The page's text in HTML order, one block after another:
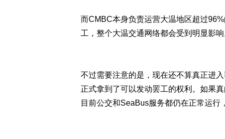
而CMBC本身负责运营大温地区超过
工，整个大温交通网络都会受到明显影响
不过需要注意的是，现在还不算真正进
正式拿到了可以发动罢工的权利。如果
目前公交和SeaBus服务都仍在正常运行